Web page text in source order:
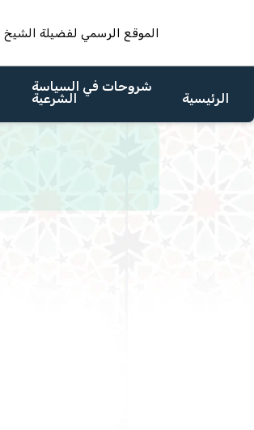
الموقع الرسمي لفضيلة الشيخ
الرئيسية
شروحات في السياسة
الشرعية